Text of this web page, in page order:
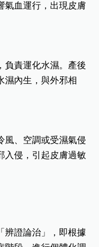
未復，氣血虧虛，
肌膚，誘發蕁麻
或緊張，導致肝氣
血運行，出現皮膚
責運化水濕。產後